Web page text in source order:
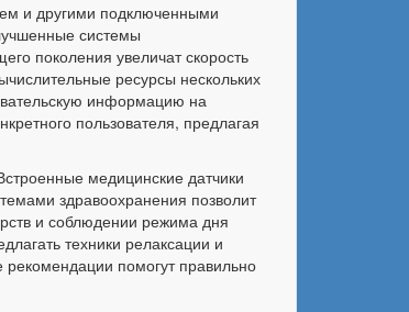
и другими подключенными
системы
поколения увеличат скорость
ресурсы нескольких
информацию на
пользователя, предлагая
медицинские датчики
здравоохранения позволит
и соблюдении режима дня
техники релаксации и
рекомендации помогут правильно